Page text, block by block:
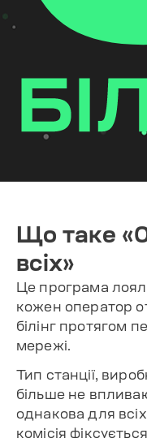
Що таке
всіх»
Це програма
кожен оператор
білінг протягом
мережі.
Тип станції,
більше не
однакова для
комісія